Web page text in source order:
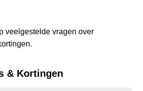
veelgestelde vragen over
& Kortingen